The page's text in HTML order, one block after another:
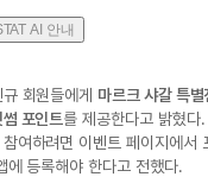
AI 안내
회원들에게 마르크 샤갈 특별
썸 포인트를 제공한다고 밝혔다.
여하려면 이벤트 페이지에서
에 등록해야 한다고 전했다.